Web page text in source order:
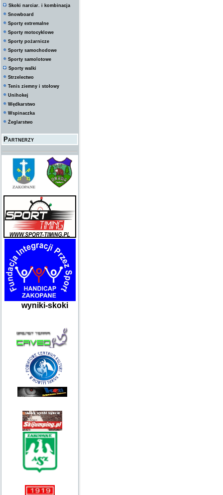
Skoki narciar. i kombinacja
Snowboard
Sporty extremalne
Sporty motocyklowe
Sporty pożarnicze
Sporty samochodowe
Sporty samolotowe
Sporty walki
Strzelectwo
Tenis ziemny i stołowy
Unihokej
Wędkarstwo
Wspinaczka
Żeglarstwo
Partnerzy
wyniki-skoki